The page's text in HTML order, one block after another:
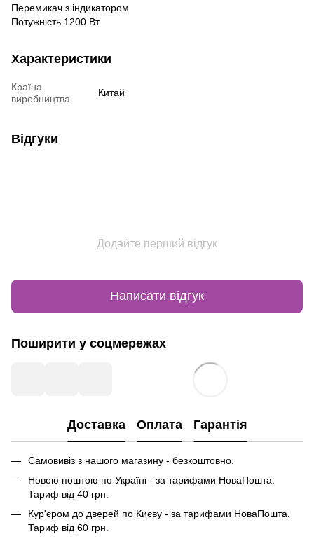
Перемикач з індикатором
Потужність 1200 Вт
Характеристики
Країна
виробництва
Китай
Відгуки
Додайте перший відгук
Написати відгук
Поширити у соцмережах
Доставка Оплата Гарантія
Самовивіз з нашого магазину - безкоштовно.
Новою поштою по Україні - за тарифами НоваПошта.
Тариф від 40 грн.
Кур'єром до дверей по Києву - за тарифами НоваПошта.
Тариф від 60 грн.